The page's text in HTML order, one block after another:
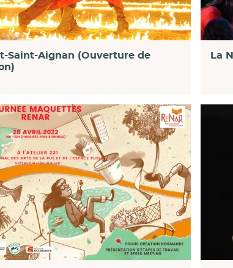
Saint-Aignan (Ouverture de
La